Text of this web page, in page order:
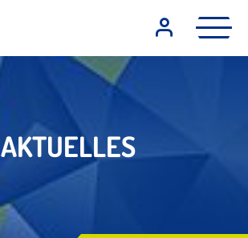
AKTUELLES